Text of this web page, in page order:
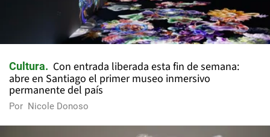
Cultura
Con entrada liberada esta fin de semana:
abre en Santiago el primer museo inmersivo
permanente del país
Por Nicole Donoso